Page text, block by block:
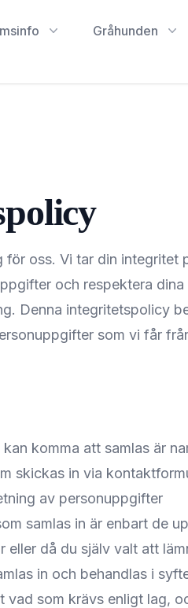
Gråhunden
för oss. Vi tar din integritet
och respektera
Denna integritetspolicy
som vi får
komma att samlas är
skickas in via
av personuppgifter
samlas in är enbart de
eller då du själv valt att
in och behandlas i
vad som krävs enligt lag,